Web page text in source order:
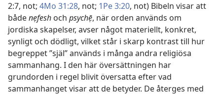
2:7, not; 4Mo 31:28, not; 1Pe 3:20, not) Bibeln visar att
bådenẹfesh och psychẹ̄, när orden används om
jordiska skapelser, avser något materiellt, konkret,
synligt och dödligt, vilket står i skarp kontrast till hur
begreppet ”själ” används i många andra religiösa
sammanhang. I den här översättningen har
grundorden i regel blivit översatta efter vad
sammanhanget visar att de betyder. De återges med